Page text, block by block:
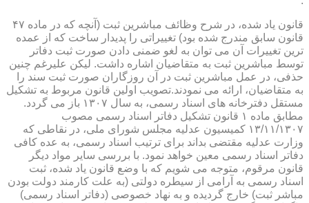
قانون یاد شده، در شرح وظائف مباشرین ثبت (آنچه كه در ماده ۴۷
قانون سابق مندرج شده بود) تغییراتی را پدیدار ساخت كه از عمده
ترین تغییرات آن می توان به لغو ضمنی دادن صورت ثبت دفاتر
توسط مباشرین ثبت به متقاضیان اشاره داشت. لیكن علیرغم چنین
حذفی، در عمل مباشرین ثبت در آن روزگاران صورت ثبت سند را
به متقاضیان، ارائه می نمودند.تصویب اولین قانون مربوط به تشكیل
مستقل دفترخانه های اسناد رسمی، به سال ۱۳۰۷ باز می گردد.
مطابق ماده ۱ قانون تشكیل دفاتر اسناد رسمی مصوب
۱۳/۱۱/۱۳۰۷ كمیسیون عدلیه مجلس شورای ملی، در نقاطی كه
وزارت عدلیه مقتضی بداند برای ترتیب اسناد رسمی، به عده كافی
دفاتر اسناد رسمی معین خواهد نمود. با بررسی سایر مواد دیگر
قانون مرقوم، متوجه می شویم كه با وضع قانون یاد شده، ثبت
اسناد رسمی به آرامی از سیطره دولتی (به علت كارمند دولت بودن
مباشر ثبت) خارج گردیده و به نهاد خصوصی (دفاتر اسناد رسمی)